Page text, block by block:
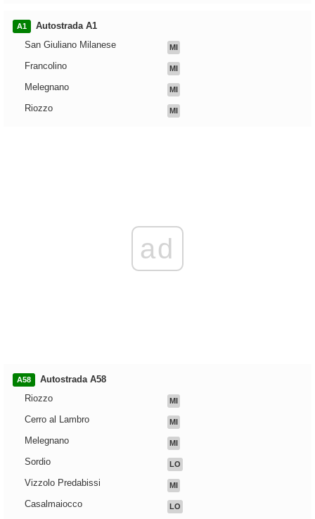
A1
Autostrada A1
San Giuliano Milanese
MI
Francolino MI
Melegnano MI
Riozzo MI
ad
A58
Autostrada A58
Riozzo
MI
Cerro al Lambro MI
Melegnano MI
Sordio LO
Vizzolo Predabissi MI
Casalmaiocco LO